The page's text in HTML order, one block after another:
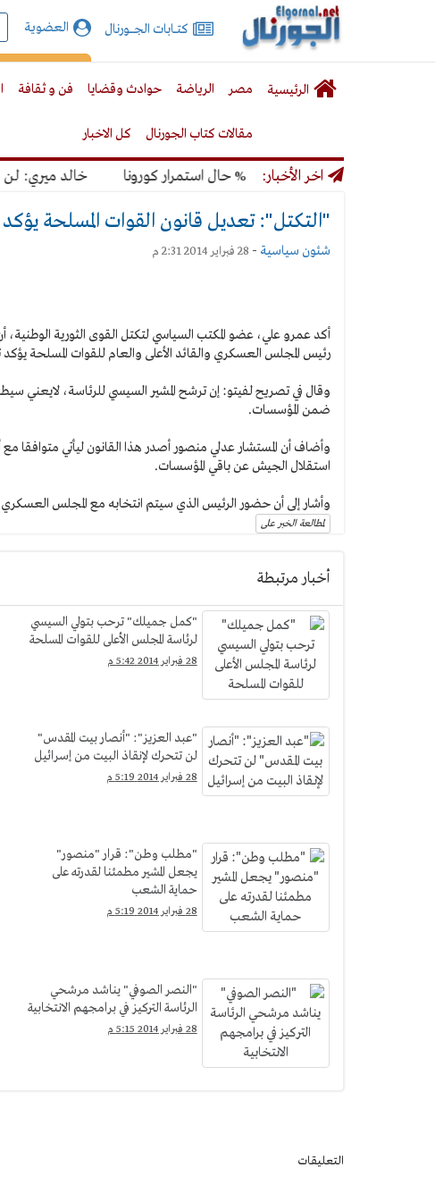
الجورنال
نت
كتـــابات الجـــــورنال العضوية
الرئيسية مصر الرياضة حوادث وقضايا فن و ثقافة
مقالات كتاب الجورنال كل الاخبار
اخر الأخبار:
بنسبة 50% حال استمرار كورونا خالد ميري: لن
"التكتل": تعديل قانون القوات المسلحة
شئون سياسية - 28 فبراير 2014 2:31 م
أكد عمرو علي، عضو المكتب السياسي لتكتل القوى الثورية
رئيس المجلس العسكري والقائد الأعلى والعام للقوات المسلحة
وقال في تصريح لفيتو: إن ترشح المشير السيسي للرئاسة،
ضمن المؤسسات.
وأضاف أن المستشار عدلي منصور أصدر هذا القانون ليأتي متوافقا
استقلال الجيش عن باقي المؤسسات.
وأشار إلى أن حضور الرئيس الذي سيتم انتخابه مع المجلس
لمطالعة الخبر على
أخبار مرتبطة
"كمل جميلك" ترحب بتولي السيسي
لرئاسة المجلس الأعلى للقوات المسلحة
28 فبراير 2014 5:42 م
"عبد العزيز": "أنصار بيت المقدس"
لن تتحرك لإنقاذ البيت من إسرائيل
28 فبراير 2014 5:19 م
"مطلب وطن": قرار "منصور"
يجعل المشير مطمئنا لقدرته على
حماية الشعب
28 فبراير 2014 5:19 م
"النصر الصوفي" يناشد مرشحي
الرئاسة التركيز في برامجهم الانتخابية
28 فبراير 2014 5:15 م
التعليقات